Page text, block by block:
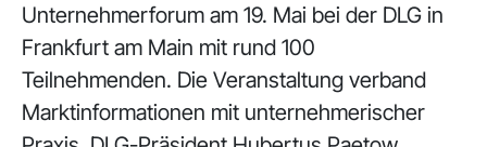
Unternehmerforum am 19. Mai bei der DLG in
Frankfurt am Main mit rund 100
Teilnehmenden. Die Veranstaltung verband
Marktinformationen mit unternehmerischer